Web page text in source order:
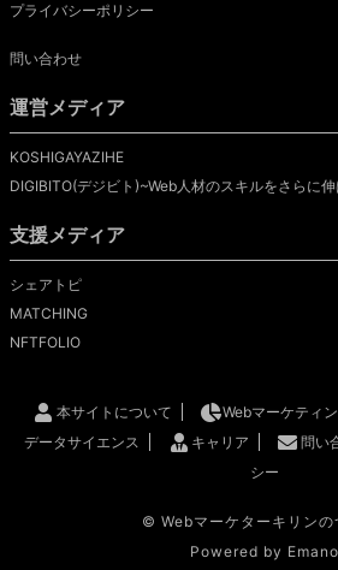
プライバシーポリシー
問い合わせ
運営メディア
KOSHIGAYAZIHE
DIGIBITO(デジビト)~Web人材のスキルをさらに
支援メディア
シェアトピ
MATCHING
NFTFOLIO
本サイトについて Webマーケティ
データサイエンス
キャリア 問い
シー
© Webマーケターキリンの
Powered by